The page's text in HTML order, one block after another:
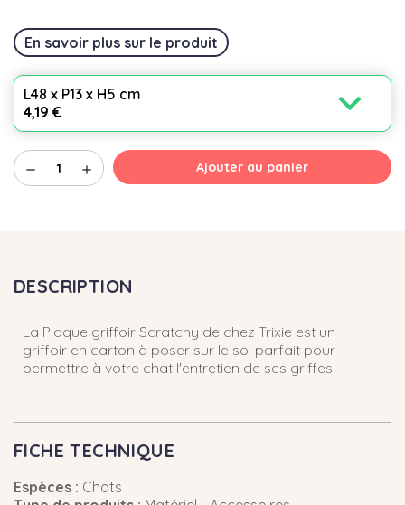
En savoir plus sur le produit
L48 x P13 x H5 cm
4,19 €
expand_more
remove add Ajouter au panier
DESCRIPTION
La Plaque griffoir Scratchy de chez Trixie est un
griffoir en carton à poser sur le sol parfait pour
permettre à votre chat l'entretien de ses griffes.
FICHE TECHNIQUE
Espèces : Chats